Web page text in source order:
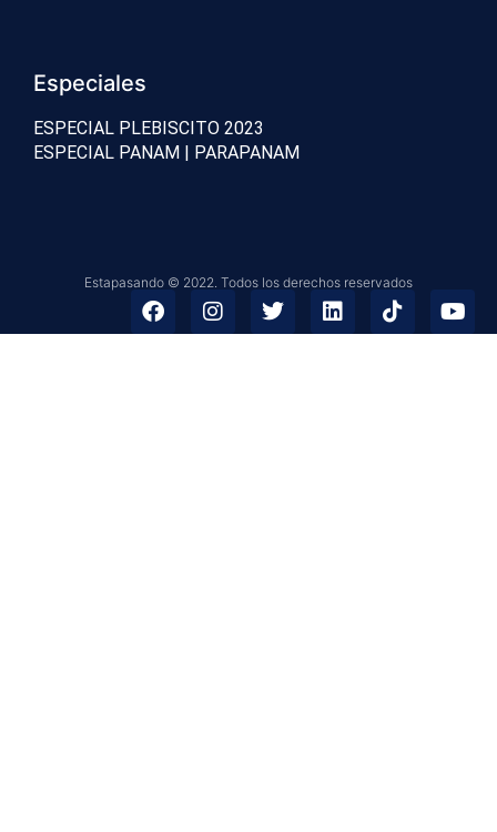
Especiales
ESPECIAL PLEBISCITO 2023
ESPECIAL PANAM | PARAPANAM
Estapasando © 2022. Todos los derechos reservados